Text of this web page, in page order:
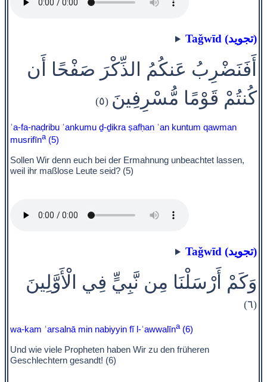
Taǧwīd (تجويد)
أَفَنَضْرِبُ عَنكُمُ الذِّكْرَ صَفْحًا أَن
كُنتُمْ قَوْمًا مُّسْرِفِينَ (٥)
ʾa-fa-naḍribu ʿankumu ḏ-ḏikra ṣafḥan ʾan kuntum qawman
musrifīna(5)
Sollen Wir denn euch bei der Ermahnung unbeachtet lassen,
weil ihr maßlose Leute seid? (5)
Taǧwīd (تجويد)
وَكَمْ أَرْسَلْنَا مِن نَّبِيٍّ فِي الْأَوَّلِينَ
(٦)
wa-kam ʾarsalnā min nabiyyin fĭ l-ʾawwalīna(6)
Und wie viele Propheten haben Wir zu den früheren
Geschlechtern gesandt! (6)